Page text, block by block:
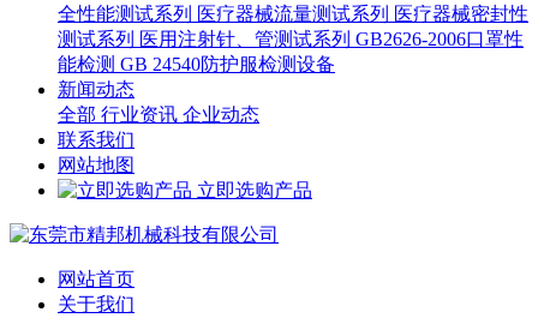
全性能测试系列 医疗器械流量测试系列 医疗器械密封性
测试系列 医用注射针、管测试系列 GB2626-2006口罩性
能检测 GB 24540防护服检测设备
新闻动态
全部 行业资讯 企业动态
联系我们
网站地图
立即选购产品
网站首页
关于我们